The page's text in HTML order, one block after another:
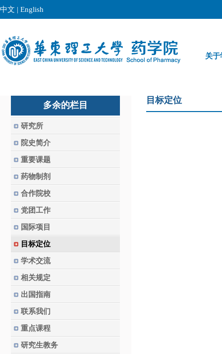
中文 | English
关于
多余的栏目
研究所
院史简介
重要课题
药物制剂
合作院校
党团工作
国际项目
目标定位
学术交流
相关规定
出国指南
联系我们
重点课程
研究生教务
目标定位